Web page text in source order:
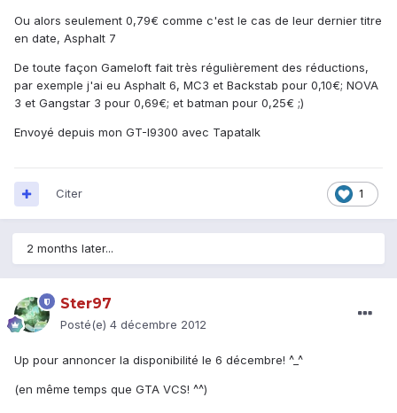
Ou alors seulement 0,79€ comme c'est le cas de leur dernier titre
en date, Asphalt 7
De toute façon Gameloft fait très régulièrement des réductions,
par exemple j'ai eu Asphalt 6, MC3 et Backstab pour 0,10€; NOVA
3 et Gangstar 3 pour 0,69€; et batman pour 0,25€ ;)
Envoyé depuis mon GT-I9300 avec Tapatalk
1
Citer
2 months later...
Ster97
Posté(e) 4 décembre 2012
Up pour annoncer la disponibilité le 6 décembre! ^_^
(en même temps que GTA VCS! ^^)